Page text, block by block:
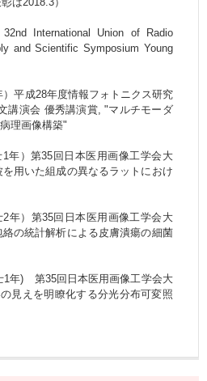
International Union of Radio
and Scientific Symposium Young
平成28年度情報フォトニクス研究
講演会 優秀講演賞, "マルチモーダ
理画像構築"
年）第35回日本医用画像工学会大
用いた組成の異なるラットにおけ
年）第35回日本医用画像工学会大
の統計解析による皮膚潰瘍の細菌
1年) 第35回日本医用画像工学会大
見えを明瞭化する分光分布可変照